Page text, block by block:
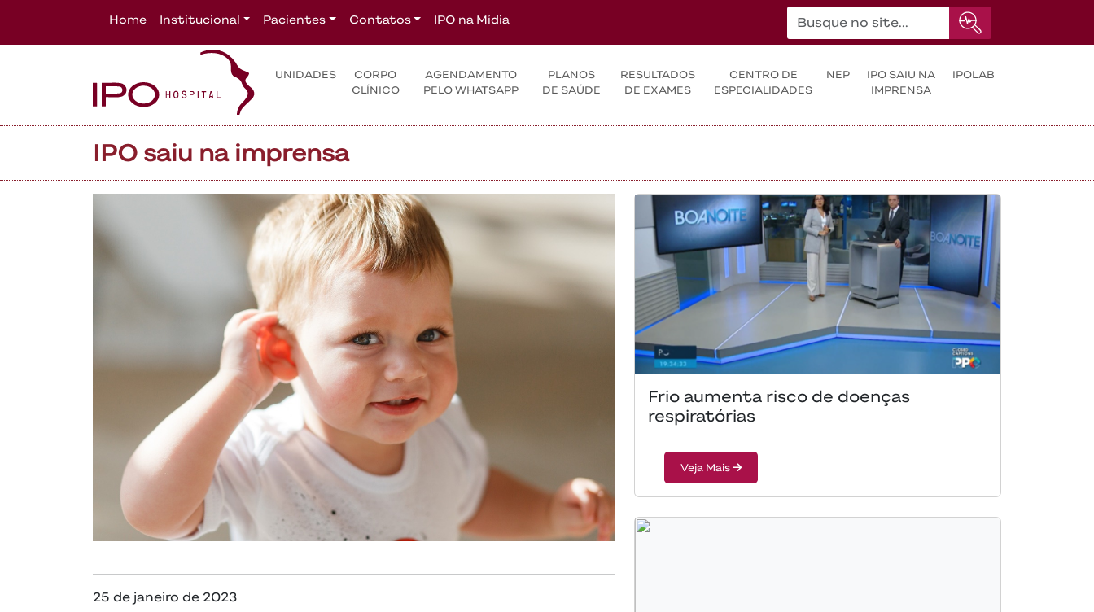
Home Institucional Pacientes Contatos IPO na Mídia
UNIDADES
CORPO
CLÍNICO
AGENDAMENTO
PELO WHATSAPP
PLANOS
DE SAÚDE
RESULTADOS
DE EXAMES
CENTRO DE
ESPECIALIDADES
NEP
IPO SAIU NA
IMPRENSA
IPOLAB
IPO saiu na imprensa
25 de janeiro de 2023
Frio aumenta risco de doenças
respiratórias
Veja Mais